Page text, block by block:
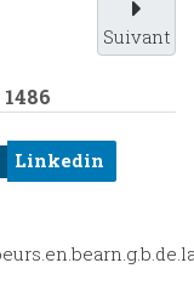
Suivant
1486
Linkedin